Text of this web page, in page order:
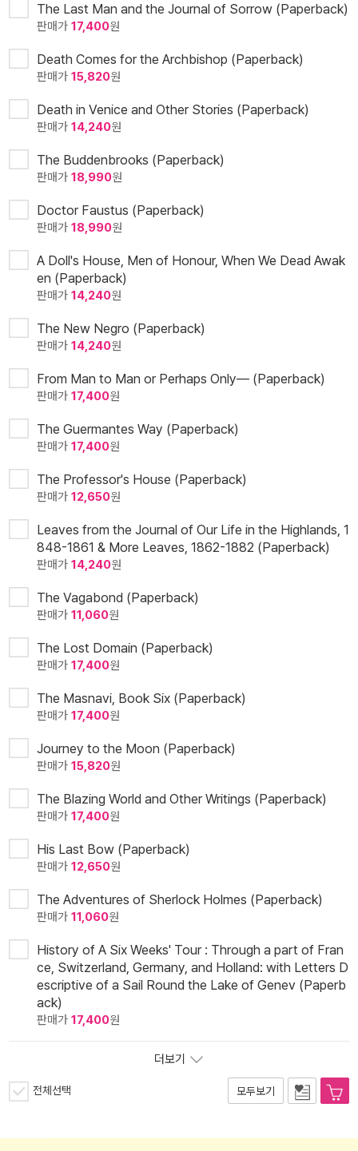
The Last Man and the Journal of Sorrow (Paperback)
판매가 17,400원
Death Comes for the Archbishop (Paperback)
판매가 15,820원
Death in Venice and Other Stories (Paperback)
판매가 14,240원
The Buddenbrooks (Paperback)
판매가 18,990원
Doctor Faustus (Paperback)
판매가 18,990원
A Doll's House, Men of Honour, When We Dead Awak
en (Paperback)
판매가 14,240원
The New Negro (Paperback)
판매가 14,240원
From Man to Man or Perhaps Only— (Paperback)
판매가 17,400원
The Guermantes Way (Paperback)
판매가 17,400원
The Professor's House (Paperback)
판매가 12,650원
Leaves from the Journal of Our Life in the Highlands, 1
848-1861 & More Leaves, 1862-1882 (Paperback)
판매가 14,240원
The Vagabond (Paperback)
판매가 11,060원
The Lost Domain (Paperback)
판매가 17,400원
The Masnavi, Book Six (Paperback)
판매가 17,400원
Journey to the Moon (Paperback)
판매가 15,820원
The Blazing World and Other Writings (Paperback)
판매가 17,400원
His Last Bow (Paperback)
판매가 12,650원
The Adventures of Sherlock Holmes (Paperback)
판매가 11,060원
History of A Six Weeks' Tour : Through a part of Fran
ce, Switzerland, Germany, and Holland: with Letters D
escriptive of a Sail Round the Lake of Genev (Paperb
ack)
판매가 17,400원
더보기
전체선택 모두보기